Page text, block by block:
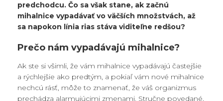
predchodcu. Čo sa však stane, ak začnú
mihalnice vypadávať vo väčších množstvách, až
sa napokon línia rias stáva viditeľne redšou?
Prečo nám vypadávajú mihalnice?
Ak ste si všimli, že vám mihalnice vypadávajú častejšie
a rýchlejšie ako predtým, a pokiaľ vám nové mihalnice
nechcú rásť, môže to znamenať, že váš organizmus
prechádza alarmujúcimi zmenami. Stručne povedané,